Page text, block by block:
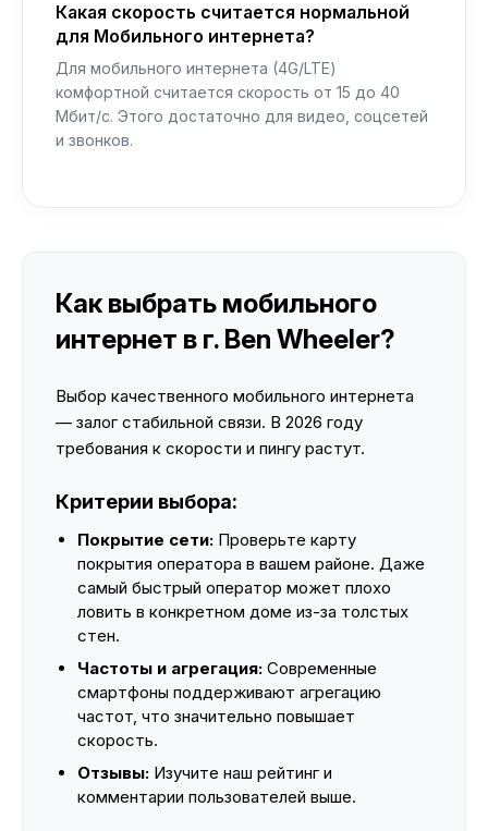
Какая скорость считается нормальной
для Мобильного интернета?
Для мобильного интернета (4G/LTE)
комфортной считается скорость от 15 до 40
Мбит/с. Этого достаточно для видео, соцсетей
и звонков.
Как выбрать мобильного
интернет в г. Ben Wheeler?
Выбор качественного мобильного интернета
— залог стабильной связи. В 2026 году
требования к скорости и пингу растут.
Критерии выбора:
Покрытие сети: Проверьте карту
покрытия оператора в вашем районе. Даже
самый быстрый оператор может плохо
ловить в конкретном доме из-за толстых
стен.
Частоты и агрегация: Современные
смартфоны поддерживают агрегацию
частот, что значительно повышает
скорость.
Отзывы: Изучите наш рейтинг и
комментарии пользователей выше.